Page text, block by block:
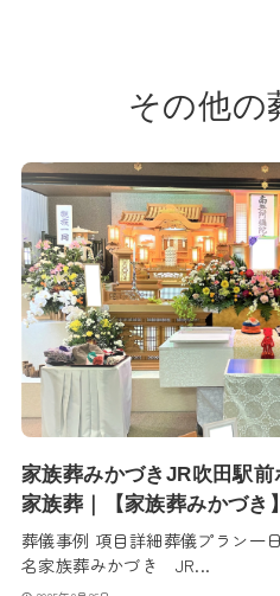
その他の
家族葬みかづきJR吹田駅
家族葬｜【家族葬みかづき
葬儀事例 項目詳細葬儀プラン一
名家族葬みかづき JR...